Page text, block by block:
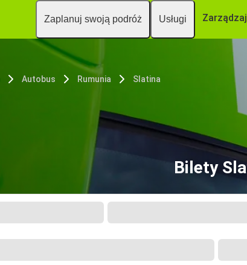
Zaplanuj swoją podróż Usługi
Autobus Rumunia Slatina
Bilety